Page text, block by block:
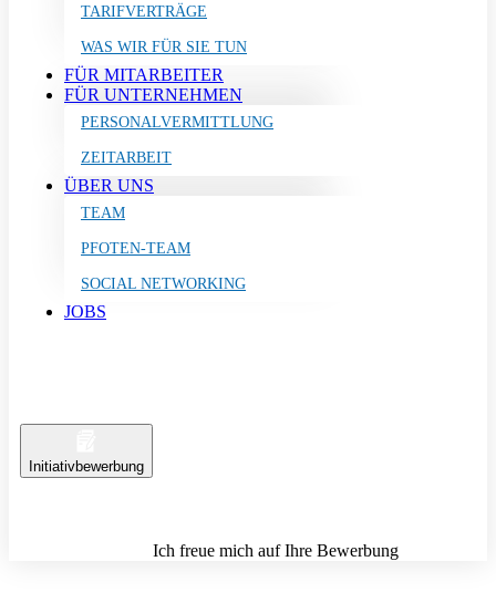
TARIFVERTRÄGE
WAS WIR FÜR SIE TUN
FÜR MITARBEITER
FÜR UNTERNEHMEN
PERSONALVERMITTLUNG
ZEITARBEIT
ÜBER UNS
TEAM
PFOTEN-TEAM
SOCIAL NETWORKING
JOBS
Initiativbewerbung
Ich freue mich auf Ihre Bewerbung